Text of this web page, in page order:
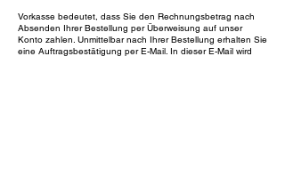
Vorkasse bedeutet, dass Sie den Rechnungsbetrag nach
Absenden Ihrer Bestellung per Überweisung auf unser
Konto zahlen. Unmittelbar nach Ihrer Bestellung erhalten Sie
eine Auftragsbestätigung per E-Mail. In dieser E-Mail wird